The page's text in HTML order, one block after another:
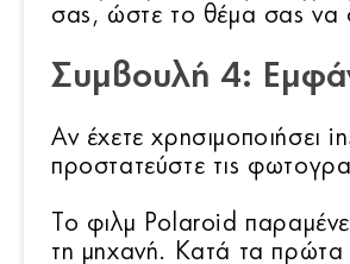
σας, ώστε το θέμα σας να
Συμβουλή 4:
Αν έχετε χρησιμοποιήσει
προστατεύστε τις
Το φιλμ Polaroid
τη μηχανή. Κατά τα πρώτα